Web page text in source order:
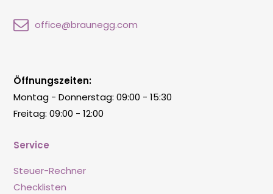
office@braunegg.com
Service
Steuer-Rechner
Checklisten
Öffnungszeiten:
Montag - Donnerstag: 09:00 - 15:30
Freitag: 09:00 - 12:00